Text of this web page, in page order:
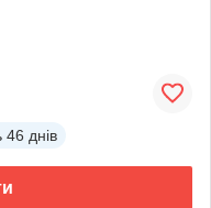
46 днів